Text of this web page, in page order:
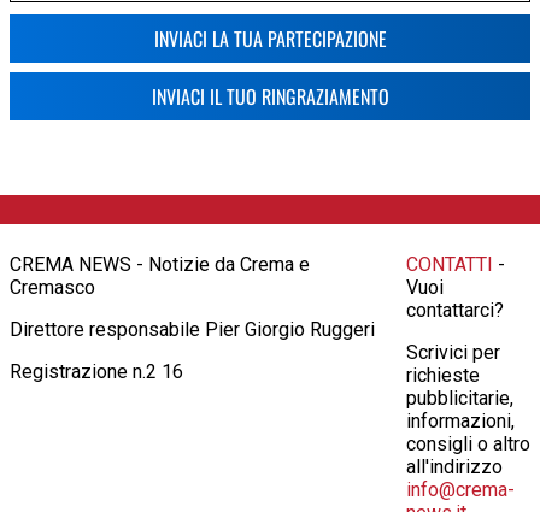
INVIACI LA TUA PARTECIPAZIONE
INVIACI IL TUO RINGRAZIAMENTO
CREMA NEWS - Notizie da Crema e
Cremasco
Direttore responsabile Pier Giorgio Ruggeri
Registrazione n.2 16
CONTATTI -
Vuoi
contattarci?
Scrivici per
richieste
pubblicitarie,
informazioni,
consigli o altro
all'indirizzo
info@crema-